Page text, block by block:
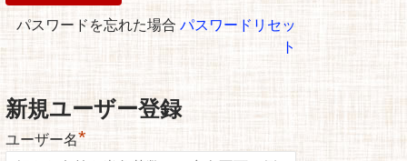
パスワードを忘れた場合パスワードリセッ
ト
新規ユーザー登録
ユーザー名*